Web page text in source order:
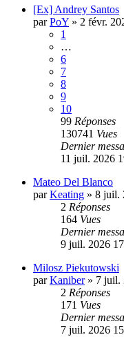
[Ex] Andrey Santos
parPoY » 2 févr.
1
…
6
7
8
9
10
99 Réponses
130741 Vues
Dernier
11 juil. 2026
Mateo Del Blanco
parKeating » 8 juil.
2 Réponses
164 Vues
Dernier
9 juil. 2026
Milosz Piekutowski
parKaniber» 7 juil.
2 Réponses
171 Vues
Dernier
7 juil. 2026